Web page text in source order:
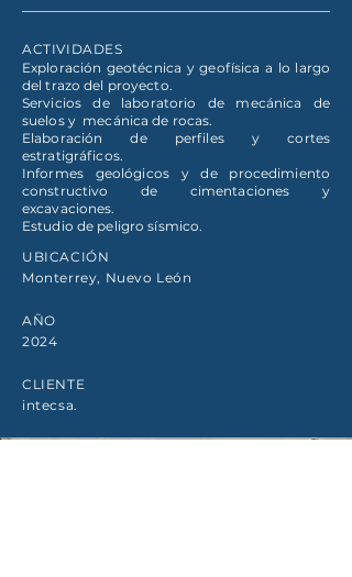
ACTIVIDADES
Exploración geotécnica y geofísica a lo largo
del trazo del proyecto.
Servicios de laboratorio de mecánica de
suelos y mecánica de rocas.
Elaboración de perfiles y cortes
estratigráficos.
Informes geológicos y de procedimiento
constructivo de cimentaciones y
excavaciones.
Estudio de peligro sísmico.
UBICACIÓN
Monterrey, Nuevo León
AÑO
2024
CLIENTE
intecsa.